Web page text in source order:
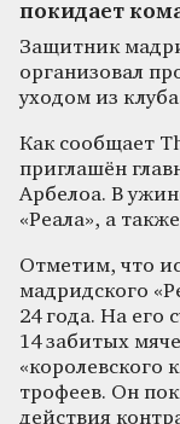
покидает
Защитник
организовал
уходом из
Как сообщает
приглашён
Арбелоа. В
«Реала», а
Отметим, что
мадридского
24 года. На его
14 забитых
«королевского
трофеев. Он
действия